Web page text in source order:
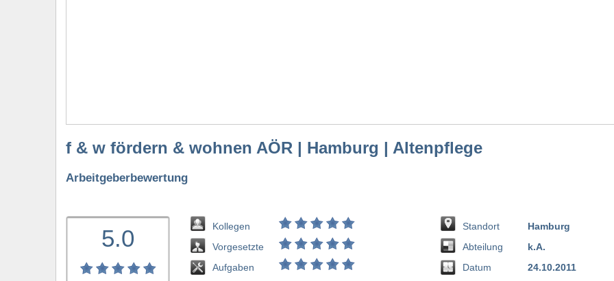
f & w fördern & wohnen AÖR | Hamburg | Altenpflege
Arbeitgeberbewertung
5.0
Kollegen
Vorgesetzte
Aufgaben
Standort
Abteilung
Datum
Hamburg
k.A.
24.10.2011